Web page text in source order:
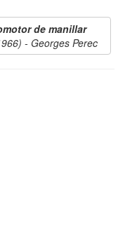
de manillar
- Georges Perec